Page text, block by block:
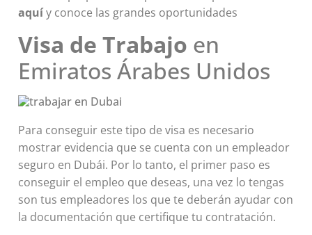
aquíy conoce las grandes oportunidades
Visa de Trabajo en
Emiratos Árabes Unidos
Para conseguir este tipo de visa es necesario
mostrar evidencia que se cuenta con un empleador
seguro en Dubái. Por lo tanto, el primer paso es
conseguir el empleo que deseas, una vez lo tengas
son tus empleadores los que te deberán ayudar con
la documentación que certifique tu contratación.